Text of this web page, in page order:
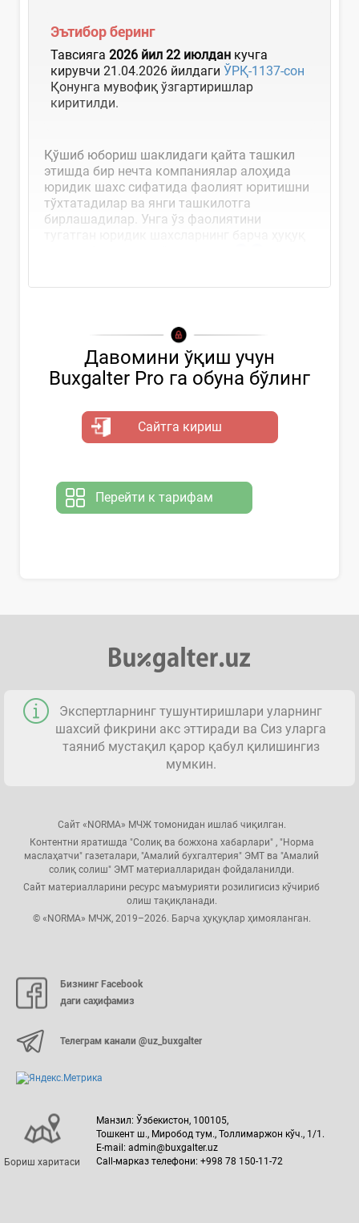
Эътибор беринг
Тавсияга 2026 йил 22 июлдан кучга
кирувчи 21.04.2026 йилдаги ЎРҚ-1137-сон
Қонунга мувофиқ ўзгартиришлар
киритилди.
Қўшиб юбориш шаклидаги қайта ташкил
этишда бир нечта компаниялар алоҳида
юридик шахс сифатида фаолият юритишни
тўхтатадилар ва янги ташкилотга
бирлашадилар. Унга ўз фаолиятини
Давомини ўқиш учун
Buxgalter Pro га обуна бўлинг
Сайтга кириш
Перейти к тарифам
Экспертларнинг тушунтиришлари уларнинг
шахсий фикрини акс эттиради ва Сиз уларга
таяниб мустақил қарор қабул қилишингиз
мумкин.
Сайт «NORMA» МЧЖ томонидан ишлаб чиқилган.
Контентни яратишда "Солиқ ва божхона хабарлари" , "Норма
маслаҳатчи" газеталари, "Амалий бухгалтерия" ЭМТ ва "Амалий
солиқ солиш" ЭМТ материалларидан фойдаланилди.
Сайт материалларини ресурс маъмурияти розилигисиз кўчириб
олиш тақиқланади.
© «NORMA» МЧЖ, 2019–2026. Барча ҳуқуқлар ҳимояланган.
Бизнинг Facebook
даги саҳифамиз
Телеграм канали @uz_buxgalter
Бориш харитаси
Манзил: Ўзбекистон, 100105,
Тошкент ш., Миробод тум., Толлимаржон кўч., 1/1.
E-mail: admin@buxgalter.uz
Call-марказ телефони: +998 78 150-11-72